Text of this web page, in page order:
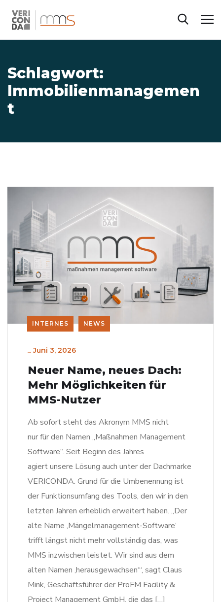
Schlagwort:
Immobilienmanagemen
t
INTERNES NEWS
_Juni 3, 2026
Neuer Name, neues Dach:
Mehr Möglichkeiten für
MMS-Nutzer
Ab sofort steht das Akronym MMS nicht
nur für den Namen „Maßnahmen Management
Software“. Seit Beginn des Jahres
agiert unsere Lösung auch unter der Dachmarke
VERICONDA. Grund für die Umbenennung ist
der Funktionsumfang des Tools, den wir in den
letzten Jahren erheblich erweitert haben. „Der
alte Name ‚Mängelmanagement-Software‘
trifft längst nicht mehr vollständig das, was
MMS inzwischen leistet. Wir sind aus dem
alten Namen ‚herausgewachsen‘“, sagt Claus
Mink, Geschäftsführer der ProFM Facility &
Project Management GmbH, die das […]